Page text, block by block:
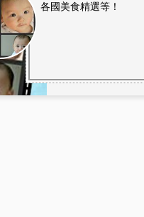
各國美食精選等！